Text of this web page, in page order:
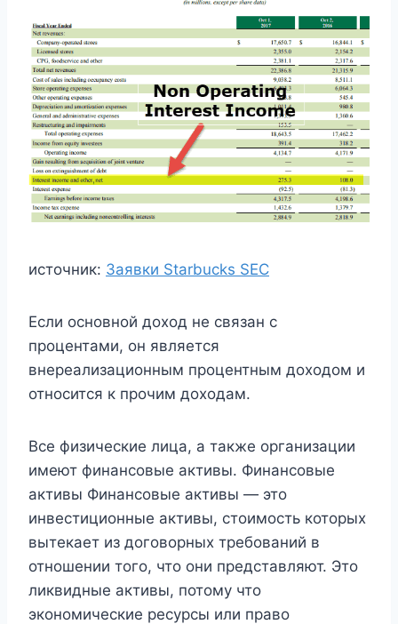
источник: Заявки Starbucks SEC
Если основной доход не связан с
процентами, он является
внереализационным процентным доходом и
относится к прочим доходам.
Все физические лица, а также организации
имеют финансовые активы. Финансовые
активы Финансовые активы — это
инвестиционные активы, стоимость которых
вытекает из договорных требований в
отношении того, что они представляют. Это
ликвидные активы, потому что
экономические ресурсы или право